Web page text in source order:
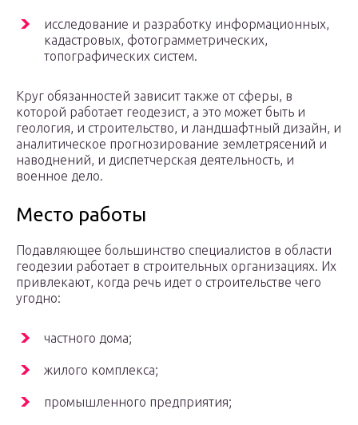
исследование и разработку информационных,
кадастровых, фотограмметрических,
топографических систем.
Круг обязанностей зависит также от сферы, в
которой работает геодезист, а это может быть и
геология, и строительство, и ландшафтный дизайн, и
аналитическое прогнозирование землетрясений и
наводнений, и диспетчерская деятельность, и
военное дело.
Место работы
Подавляющее большинство специалистов в области
геодезии работает в строительных организациях. Их
привлекают, когда речь идет о строительстве чего
угодно:
частного дома;
жилого комплекса;
промышленного предприятия;